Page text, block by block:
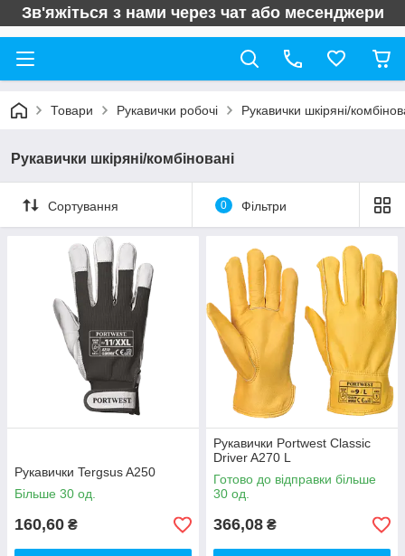
Зв'яжіться з нами через чат або месенджери
Товари Рукавички робочі Рукавички шкіряні/
Рукавички шкіряні/комбіновані
Сортування 0 Фільтри
Рукавички Tergsus A250
Більше 30 од.
160,60 ₴
Рукавички Portwest Classic
Driver A270 L
Готово до відправки більше
30 од.
366,08 ₴